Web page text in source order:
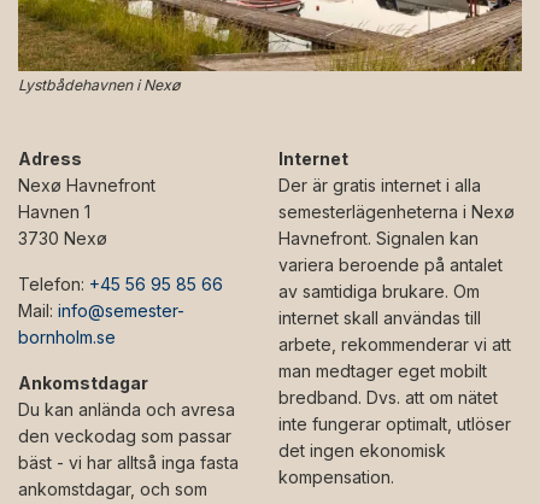
Lystbådehavnen i Nexø
Adress
Nexø Havnefront
Havnen 1
3730 Nexø
Telefon: +45 56 95 85 66
Mail: info@semester-
bornholm.se
Ankomstdagar
Du kan anlända och avresa
den veckodag som passar
bäst - vi har alltså inga fasta
ankomstdagar, och som
Internet
Der är gratis internet i alla
semesterlägenheterna i Nexø
Havnefront. Signalen kan
variera beroende på antalet
av samtidiga brukare. Om
internet skall användas till
arbete, rekommenderar vi att
man medtager eget mobilt
bredband. Dvs. att om nätet
inte fungerar optimalt, utlöser
det ingen ekonomisk
kompensation.